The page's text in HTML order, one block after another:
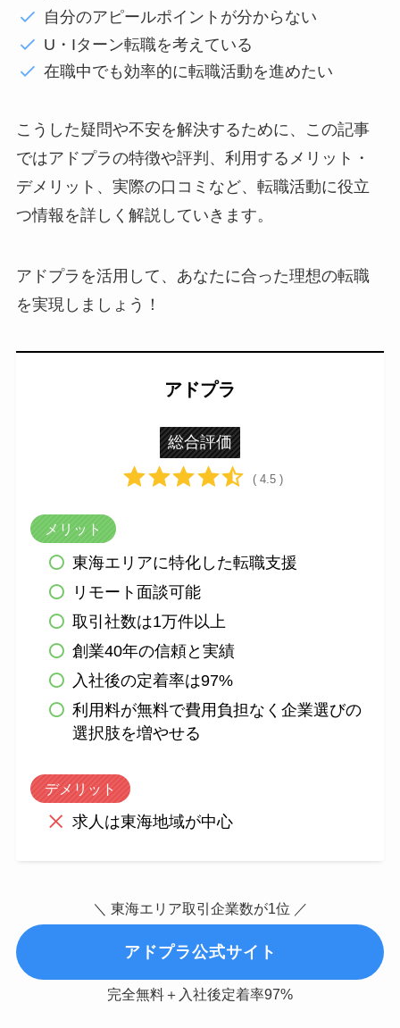
自分のアピールポイントが分からない
U・Iターン転職を考えている
在職中でも効率的に転職活動を進めたい
こうした疑問や不安を解決するために、この記事
ではアドプラの特徴や評判、利用するメリット・
デメリット、実際の口コミなど、転職活動に役立
つ情報を詳しく解説していきます。
アドプラを活用して、あなたに合った理想の転職
を実現しましょう！
アドプラ
総合評価
( 4.5 )
メリット
東海エリアに特化した転職支援
リモート面談可能
取引社数は1万件以上
創業40年の信頼と実績
入社後の定着率は97%
利用料が無料で費用負担なく企業選びの
選択肢を増やせる
デメリット
求人は東海地域が中心
＼ 東海エリア取引企業数が1位 ／
アドプラ公式サイト
完全無料＋入社後定着率97%